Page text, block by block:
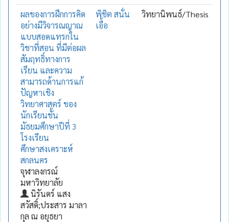
ผลของการฝึกการคิด
อย่างมีวิจารณญาณ
แบบสอดแทรกใน
วิชาที่สอน ที่มีต่อผล
สัมฤทธิ์ทางการ
เรียน และความ
สามารถด้านการแก้
ปัญหาเชิง
วิทยาศาสตร์ ของ
นักเรียนชั้น
มัธยมศึกษาปีที่ 3
โรงเรียน
ศึกษาสงเคราะห์
สกลนคร
จุฬาลงกรณ์
มหาวิทยาลัย
นิรันดร์ แสง
สวัสดิ์;ประสาร มาลา
กุล ณ อยุธยา
พิชิต สนั่น
เอื้อ
วิทยานิพนธ์/Thesis